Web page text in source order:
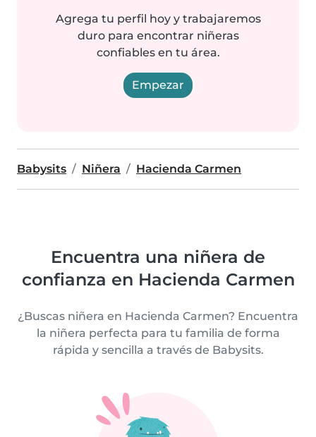
Agrega tu perfil hoy y trabajaremos
duro para encontrar niñeras
confiables en tu área.
Empezar
Babysits Niñera Hacienda Carmen
Encuentra una niñera de
confianza en Hacienda Carmen
¿Buscas niñera en Hacienda Carmen? Encuentra
la niñera perfecta para tu familia de forma
rápida y sencilla a través de Babysits.